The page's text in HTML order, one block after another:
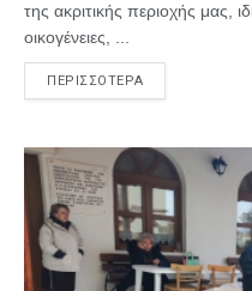
της ακριτικής περιοχής μας,
οικογένειες, ...
ΠΕΡΙΣΣΟΤΕΡΑ